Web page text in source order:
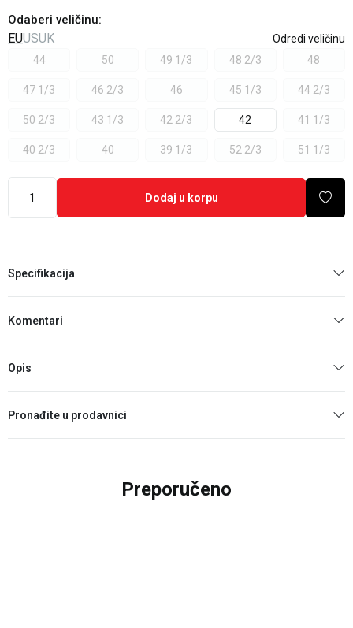
Odaberi veličinu:
EUUSUK
Odredi veličinu
44
50 49 1/3 48 2/3 48
47 1/3 46 2/3 46 45 1/3 44 2/3
50 2/3 43 1/3 42 2/3 42 41 1/3
40 2/3 40 39 1/3 52 2/3 51 1/3
Dodaj u korpu
Specifikacija
Komentari
Opis
Pronađite u prodavnici
Preporučeno